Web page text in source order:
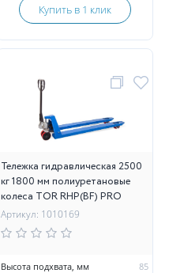
Купить в 1 клик
Тележка гидравлическая 2500
кг 1800 мм полиуретановые
колеса TOR RHP(BF) PRO
Артикул: 1010169
Высота подхвата, мм 85